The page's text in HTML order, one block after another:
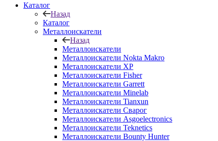
Каталог
Назад
Каталог
Металлоискатели
Назад
Металлоискатели
Металлоискатели Nokta Makro
Металлоискатели XP
Металлоискатели Fisher
Металлоискатели Garrett
Металлоискатели Minelab
Металлоискатели Tianxun
Металлоискатели Сварог
Металлоискатели Asgoelectronics
Металлоискатели Teknetics
Металлоискатели Bounty Hunter